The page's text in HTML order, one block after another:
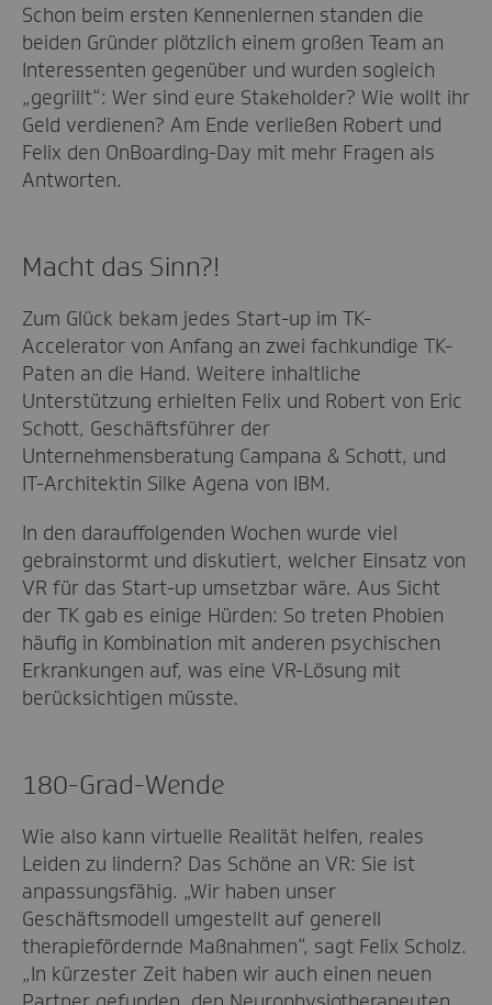
Schon beim ersten Kennenlernen standen die
beiden Gründer plötzlich einem großen Team an
Interessenten gegenüber und wurden sogleich
„gegrillt“: Wer sind eure Stakeholder? Wie wollt ihr
Geld verdienen? Am Ende verließen Robert und
Felix den OnBoarding-Day mit mehr Fragen als
Antworten.
Macht das Sinn?!
Zum Glück bekam jedes Start-up im TK-
Accelerator von Anfang an zwei fachkundige TK-
Paten an die Hand. Weitere inhaltliche
Unterstützung erhielten Felix und Robert von Eric
Schott, Geschäftsführer der
Unternehmensberatung Campana & Schott, und
IT-Architektin Silke Agena von IBM.
In den darauffolgenden Wochen wurde viel
gebrainstormt und diskutiert, welcher Einsatz von
VR für das Start-up umsetzbar wäre. Aus Sicht
der TK gab es einige Hürden: So treten Phobien
häufig in Kombination mit anderen psychischen
Erkrankungen auf, was eine VR-Lösung mit
berücksichtigen müsste.
180-Grad-Wende
Wie also kann virtuelle Realität helfen, reales
Leiden zu lindern? Das Schöne an VR: Sie ist
anpassungsfähig. „Wir haben unser
Geschäftsmodell umgestellt auf generell
therapiefördernde Maßnahmen“, sagt Felix Scholz.
„In kürzester Zeit haben wir auch einen neuen